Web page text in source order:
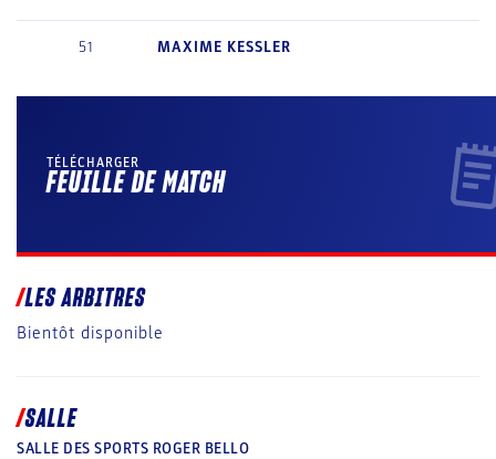
51 MAXIME KESSLER
TÉLÉCHARGER
FEUILLE DE MATCH
LES ARBITRES
Bientôt disponible
SALLE
SALLE DES SPORTS ROGER BELLO